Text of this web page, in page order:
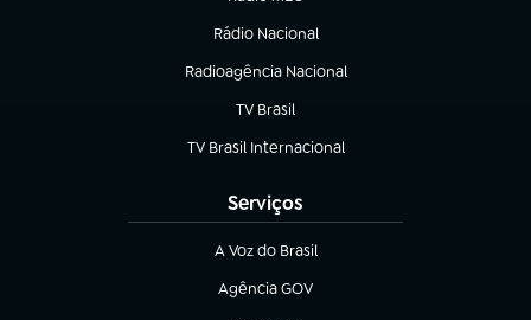
Rádio Nacional
Radioagência Nacional
(abre em nova aba)
TV Brasil
(abre em nova aba)
TV Brasil Internacional
(abre em nova aba)
Serviços
A Voz do Brasil
(abre em nova aba)
Agência GOV
(abre em nova aba)